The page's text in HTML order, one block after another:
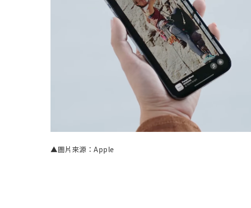
▲圖片來源：Apple